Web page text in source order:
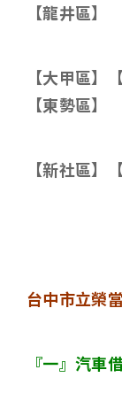
【龍井區】
【大甲區】
【東勢區】
【新社區】
台中市立榮
『一』汽車